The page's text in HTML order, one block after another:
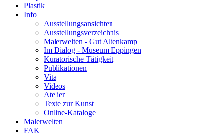
Plastik
Info
Ausstellungsansichten
Ausstellungsverzeichnis
Malerwelten - Gut Altenkamp
Im Dialog - Museum Eppingen
Kuratorische Tätigkeit
Publikationen
Vita
Videos
Atelier
Texte zur Kunst
Online-Kataloge
Malerwelten
FAK